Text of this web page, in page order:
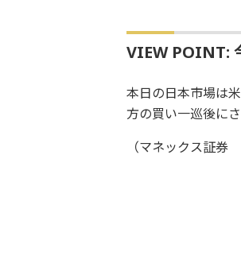
VIEW POINT:
本日の日本市場は
方の買い一巡後に
（マネックス証券